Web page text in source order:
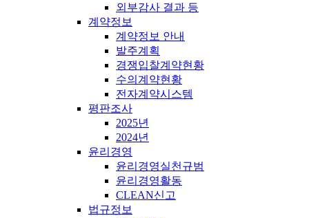
외부감사 결과 등
계약정보
계약정보 안내
발주계획
경쟁입찰계약현황
수의계약현황
전자계약시스템
평판조사
2025년
2024년
윤리경영
윤리경영실천규범
윤리경영활동
CLEAN신고
법규정보